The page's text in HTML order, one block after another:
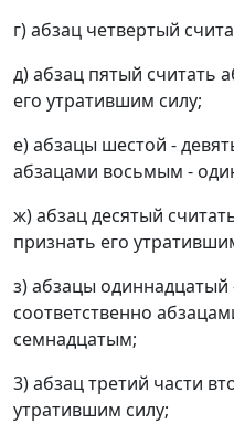
г) абзац четвертый
д) абзац пятый считать
его утратившим силу;
е) абзацы шестой -
абзацами восьмым -
ж) абзац десятый
признать его
з) абзацы одиннадцатый
соответственно
семнадцатым;
3) абзац третий части
утратившим силу;